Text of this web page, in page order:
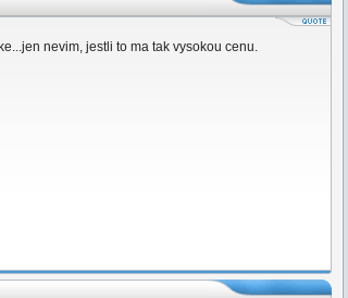
nevim, jestli to ma tak vysokou cenu.